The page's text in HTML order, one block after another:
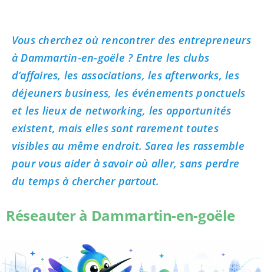
Vous cherchez où rencontrer des entrepreneurs
à Dammartin-en-goële ? Entre les clubs
d’affaires, les associations, les afterworks, les
déjeuners business, les événements ponctuels
et les lieux de networking, les opportunités
existent, mais elles sont rarement toutes
visibles au même endroit. Sarea les rassemble
pour vous aider à savoir où aller, sans perdre
du temps à chercher partout.
Réseauter à Dammartin-en-goële